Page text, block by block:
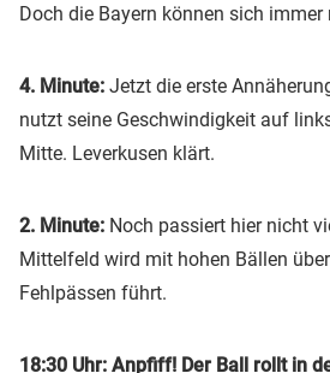
Doch die Bayern können sich immer
4. Minute: Jetzt die erste
nutzt seine Geschwindigkeit auf
Mitte. Leverkusen klärt.
2. Minute: Noch passiert hier nicht
Mittelfeld wird mit hohen Bällen
Fehlpässen führt.
18:30 Uhr: Anpfiff! Der Ball rollt in